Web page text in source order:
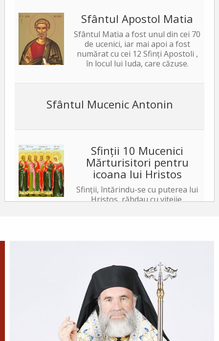
Sfântul Apostol Matia
Sfântul Matia a fost unul din cei 70
de ucenici, iar mai apoi a fost
numărat cu cei 12 Sfinți Apostoli ,
în locul lui Iuda, care căzuse.
Sfântul Mucenic Antonin
Sfinții 10 Mucenici
Mărturisitori pentru
icoana lui Hristos
Sfinții, întărindu-se cu puterea lui
Hristos, răbdau cu vitejie,
✝) Duminica a 10-a după
Rusalii (Vindecarea
lunaticului)
În vremea aceea s-a apropiat de
Iisus un om, îngenunchind
înaintea Lui și zicându-I: Doamne, miluiește pe
fiul meu, că este lunatic și pătimește rău,
căci adesea...